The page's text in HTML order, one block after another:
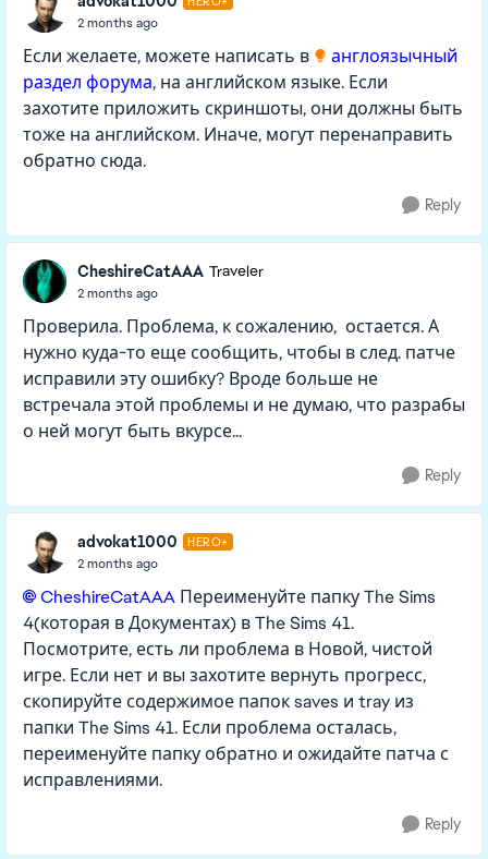
2 months ago
Если желаете, можете написать в
англоязычный
раздел форума, на английском языке. Если
захотите приложить скриншоты, они должны быть
тоже на английском. Иначе, могут перенаправить
обратно сюда.
Reply
CheshireCatAAA Traveler
2 months ago
Проверила. Проблема, к сожалению, остается. А
нужно куда-то еще сообщить, чтобы в след. патче
исправили эту ошибку? Вроде больше не
встречала этой проблемы и не думаю, что разрабы
о ней могут быть вкурсе...
Reply
advokat1000 HERO+
2 months ago
CheshireCatAAA​ Переименуйте папку The Sims
4(которая в Документах) в The Sims 41.
Посмотрите, есть ли проблема в Новой, чистой
игре. Если нет и вы захотите вернуть прогресс,
скопируйте содержимое папок saves и tray из
папки The Sims 41. Если проблема осталась,
переименуйте папку обратно и ожидайте патча с
исправлениями.
Reply